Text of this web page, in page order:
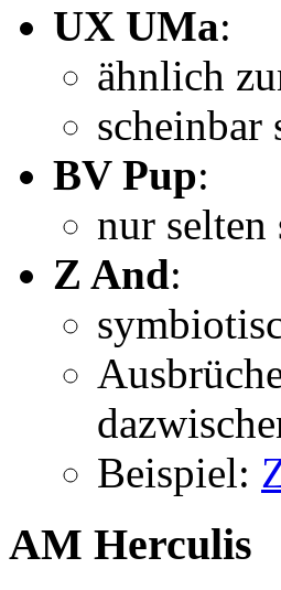
UX UMa:
ähnlich
scheinbar
BV Pup:
nur selten
Z And:
Beispiel:
AM Herculis